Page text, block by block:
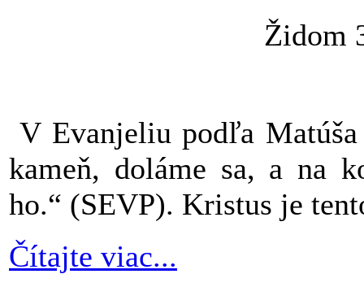
Židom
V Evanjeliu podľa
kameň, doláme sa, a na
ho.“ (SEVP). Kristus je
Čítajte viac...